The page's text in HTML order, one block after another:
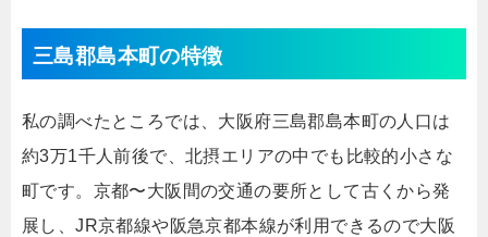
三島郡島本町の特徴
私の調べたところでは、大阪府三島郡島本町の人口は
約3万1千人前後で、北摂エリアの中でも比較的小さな
町です。京都〜大阪間の交通の要所として古くから発
展し、JR京都線や阪急京都本線が利用できるので大阪